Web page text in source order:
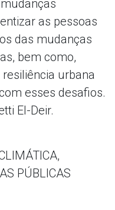
as pessoas
das mudanças
bem como,
urbana
esses desafios.
El-Deir.
PÚBLICAS